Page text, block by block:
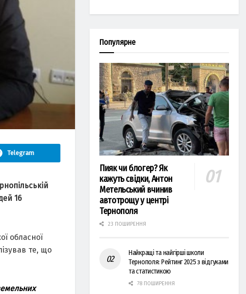
Telegram
16
обласної
те, що
Популярне
Пияк чи блогер? Як
кажуть свідки, Антон
Метельський вчинив
автотрощу у центрі
Тернополя
23 ПОШИРЕННЯ
Найкращі та найгірші школи
Тернополя: Рейтинг 2025 з відгуками
та статистикою
78 ПОШИРЕННЯ